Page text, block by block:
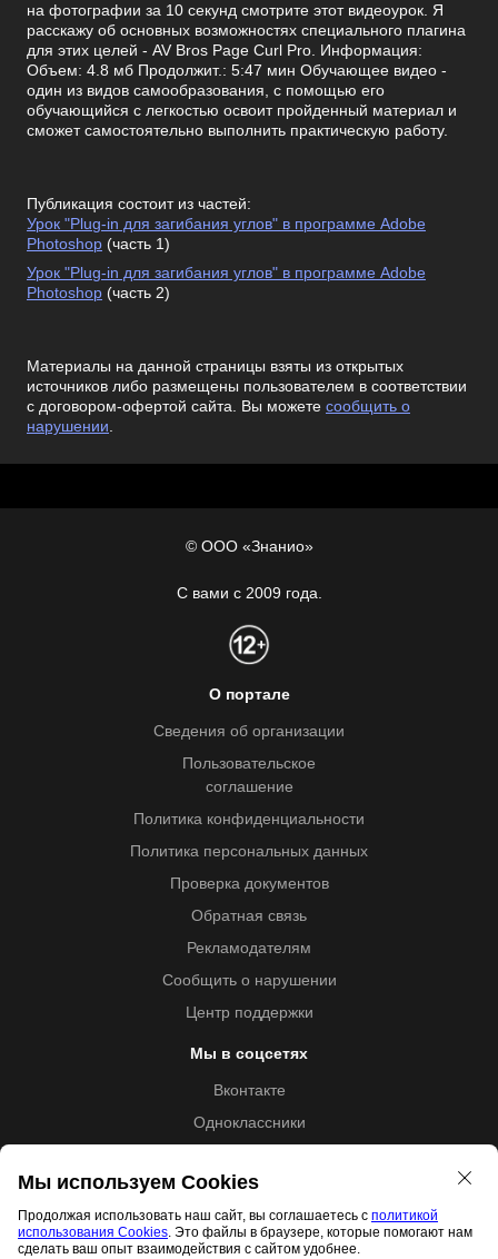
на фотографии за 10 секунд смотрите этот видеоурок. Я
расскажу об основных возможностях специального плагина
для этих целей - AV Bros Page Curl Pro. Информация:
Объем: 4.8 мб Продолжит.: 5:47 мин Обучающее видео -
один из видов самообразования, с помощью его
обучающийся с легкостью освоит пройденный материал и
сможет самостоятельно выполнить практическую работу.
Публикация состоит из частей:
Урок "Plug-in для загибания углов" в программе Adobe
Photoshop (часть 1)
Урок "Plug-in для загибания углов" в программе Adobe
Photoshop (часть 2)
Материалы на данной страницы взяты из открытых
источников либо размещены пользователем в соответствии
с договором-офертой сайта. Вы можете сообщить о
нарушении.
© ООО «Знанио»
С вами с 2009 года.
О портале
Сведения об организации
Пользовательское
соглашение
Политика конфиденциальности
Политика персональных данных
Проверка документов
Обратная связь
Рекламодателям
Сообщить о нарушении
Центр поддержки
Мы в соцсетях
Вконтакте
Одноклассники
Образовательная лицензия №5257 от 09.09.2020 (Л035-
Мы используем Cookies
Продолжая использовать наш сайт, вы соглашаетесь с политикой
использования Cookies. Это файлы в браузере, которые помогают нам
сделать ваш опыт взаимодействия с сайтом удобнее.